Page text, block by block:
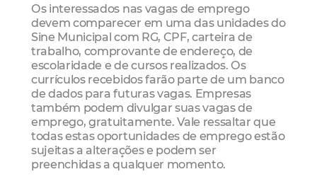
Os interessados nas vagas de emprego
devem comparecer em uma das unidades do
Sine Municipal com RG, CPF, carteira de
trabalho, comprovante de endereço, de
escolaridade e de cursos realizados. Os
currículos recebidos farão parte de um banco
de dados para futuras vagas. Empresas
também podem divulgar suas vagas de
emprego, gratuitamente. Vale ressaltar que
todas estas oportunidades de emprego estão
sujeitas a alterações e podem ser
preenchidas a qualquer momento.